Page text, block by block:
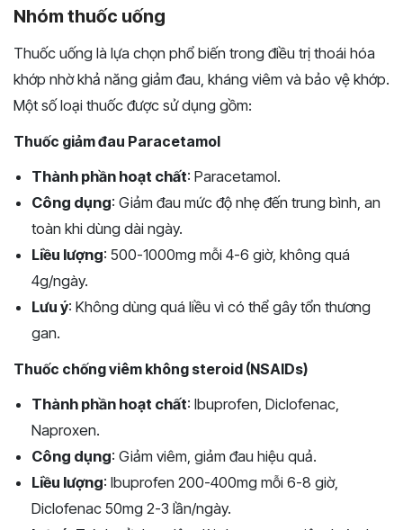
Nhóm thuốc uống
Thuốc uống là lựa chọn phổ biến trong điều trị thoái hóa
khớp nhờ khả năng giảm đau, kháng viêm và bảo vệ khớp.
Một số loại thuốc được sử dụng gồm:
Thuốc giảm đau Paracetamol
Thành phần hoạt chất: Paracetamol.
Công dụng: Giảm đau mức độ nhẹ đến trung bình, an
toàn khi dùng dài ngày.
Liều lượng: 500-1000mg mỗi 4-6 giờ, không quá
4g/ngày.
Lưu ý: Không dùng quá liều vì có thể gây tổn thương
gan.
Thuốc chống viêm không steroid (NSAIDs)
Thành phần hoạt chất: Ibuprofen, Diclofenac,
Naproxen.
Công dụng: Giảm viêm, giảm đau hiệu quả.
Liều lượng: Ibuprofen 200-400mg mỗi 6-8 giờ,
Diclofenac 50mg 2-3 lần/ngày.